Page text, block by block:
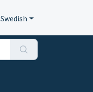
Swedish